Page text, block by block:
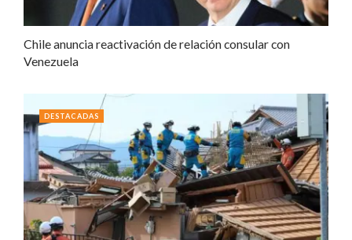
Chile anuncia reactivación de relación consular con
Venezuela
DESTACADAS